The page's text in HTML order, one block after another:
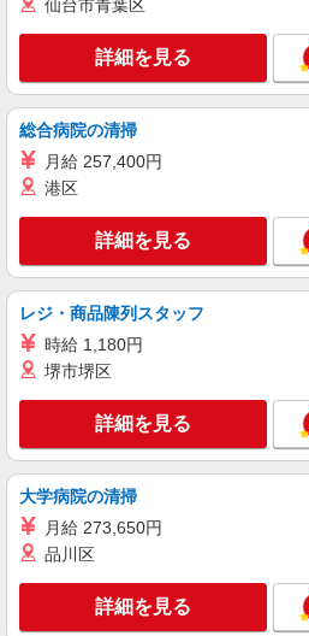
アルバイト パート 派遣社員
日研トータルソーシング株式会社 メデ
ス【看護助手】
看護助手（ナース
時給1,200円 ★週払
福島県福島市 【
駅
キープ
アルバイト パート 派遣社員
日研トータルソーシング株式会社 メデ
ス【看護助手】
時給1,200円 ★週払
幅は経験・能力によ
福島県福島市 【
パート 派遣社員
日研トータルソーシング株式会社 メデ
仙台市青葉区
詳細を見る
総合病院の清掃
月給 257,400円
港区
詳細を見る
レジ・商品陳列スタッフ
時給 1,180円
堺市堺区
詳細を見る
大学病院の清掃
月給 273,650円
品川区
詳細を見る